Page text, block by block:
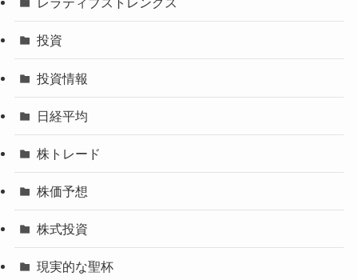
投資
投資情報
日経平均
株トレード
株価予想
株式投資
現実的な聖杯